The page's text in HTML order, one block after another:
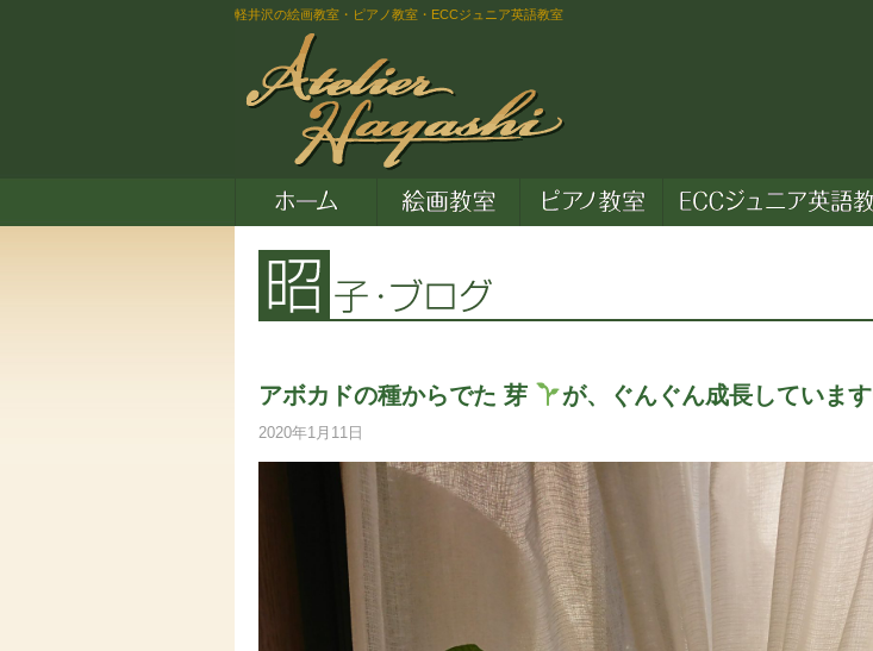
軽井沢の絵画教室・ピアノ教室・ECCジュニア英語教室
アボカドの種からでた 芽 が、ぐんぐん成長しています
2020年1月11日